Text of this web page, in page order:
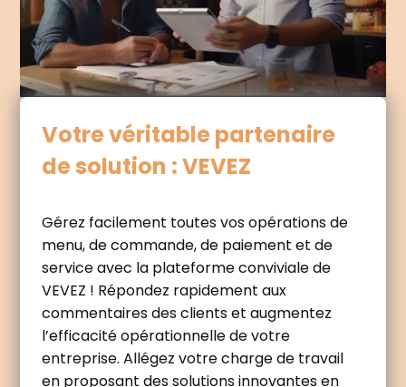
Votre véritable partenaire
de solution : VEVEZ
Gérez facilement toutes vos opérations de
menu, de commande, de paiement et de
service avec la plateforme conviviale de
VEVEZ ! Répondez rapidement aux
commentaires des clients et augmentez
l’efficacité opérationnelle de votre
entreprise. Allégez votre charge de travail
en proposant des solutions innovantes en